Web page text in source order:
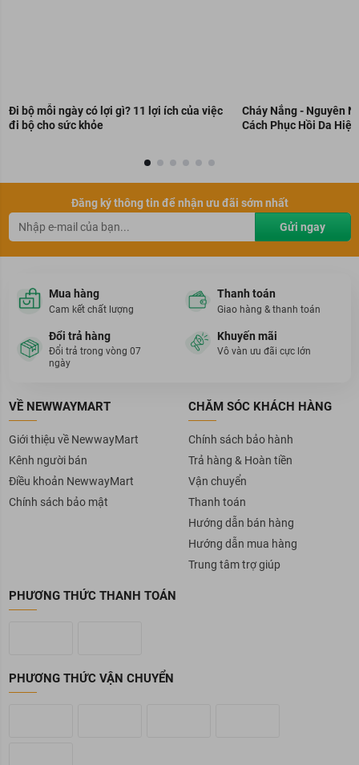
Đi bộ mỗi ngày có lợi gì? 11 lợi ích của việc
đi bộ cho sức khỏe
Cháy Nắng - Nguyên
Cách Phục Hồi Da
Đăng ký thông tin để nhận ưu đãi sớm nhất
Gửi ngay
Mua hàng
Cam kết chất lượng
Thanh toán
Giao hàng & thanh toán
Đổi trả hàng
Đổi trả trong vòng 07
ngày
Khuyến mãi
Vô vàn ưu đãi cực lớn
VỀ NEWWAYMART
Giới thiệu về NewwayMart
Kênh người bán
Điều khoản NewwayMart
Chính sách bảo mật
CHĂM SÓC KHÁCH HÀNG
Chính sách bảo hành
Trả hàng & Hoàn tiền
Vận chuyển
Thanh toán
Hướng dẫn bán hàng
Hướng dẫn mua hàng
Trung tâm trợ giúp
PHƯƠNG THỨC THANH TOÁN
PHƯƠNG THỨC VẬN CHUYỂN